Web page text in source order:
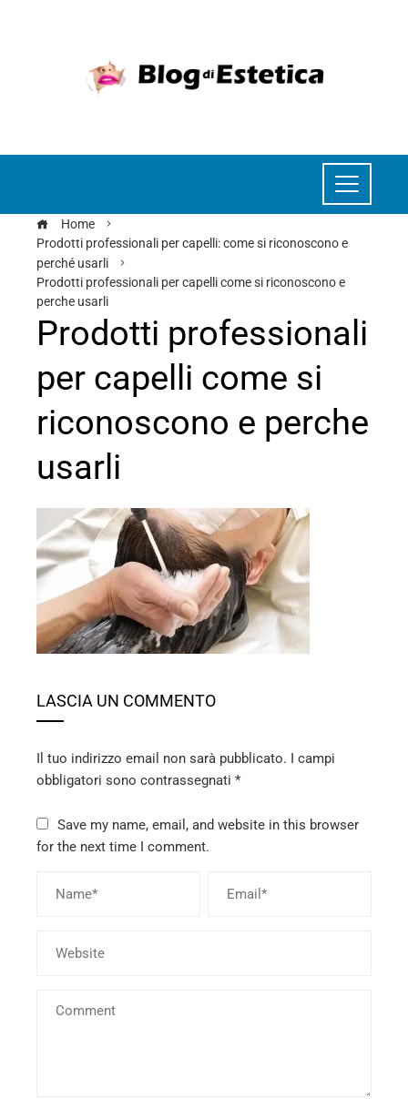
Home
Prodotti professionali per capelli: come si riconoscono e
perché usarli
Prodotti professionali per capelli come si riconoscono e
perche usarli
Prodotti professionali
per capelli come si
riconoscono e perche
usarli
LASCIA UN COMMENTO
Il tuo indirizzo email non sarà pubblicato. I campi
obbligatori sono contrassegnati *
Save my name, email, and website in this browser
for the next time I comment.